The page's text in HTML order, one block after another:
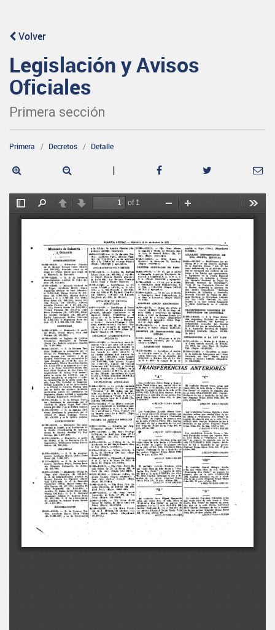
Volver
Legislación y Avisos
Oficiales
Primera sección
Primera Decretos Detalle
|